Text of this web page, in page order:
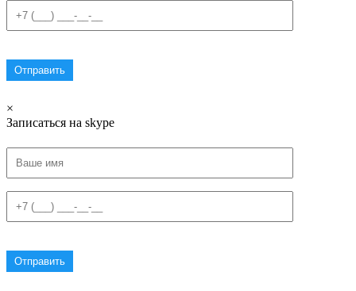
×
Записаться на skype